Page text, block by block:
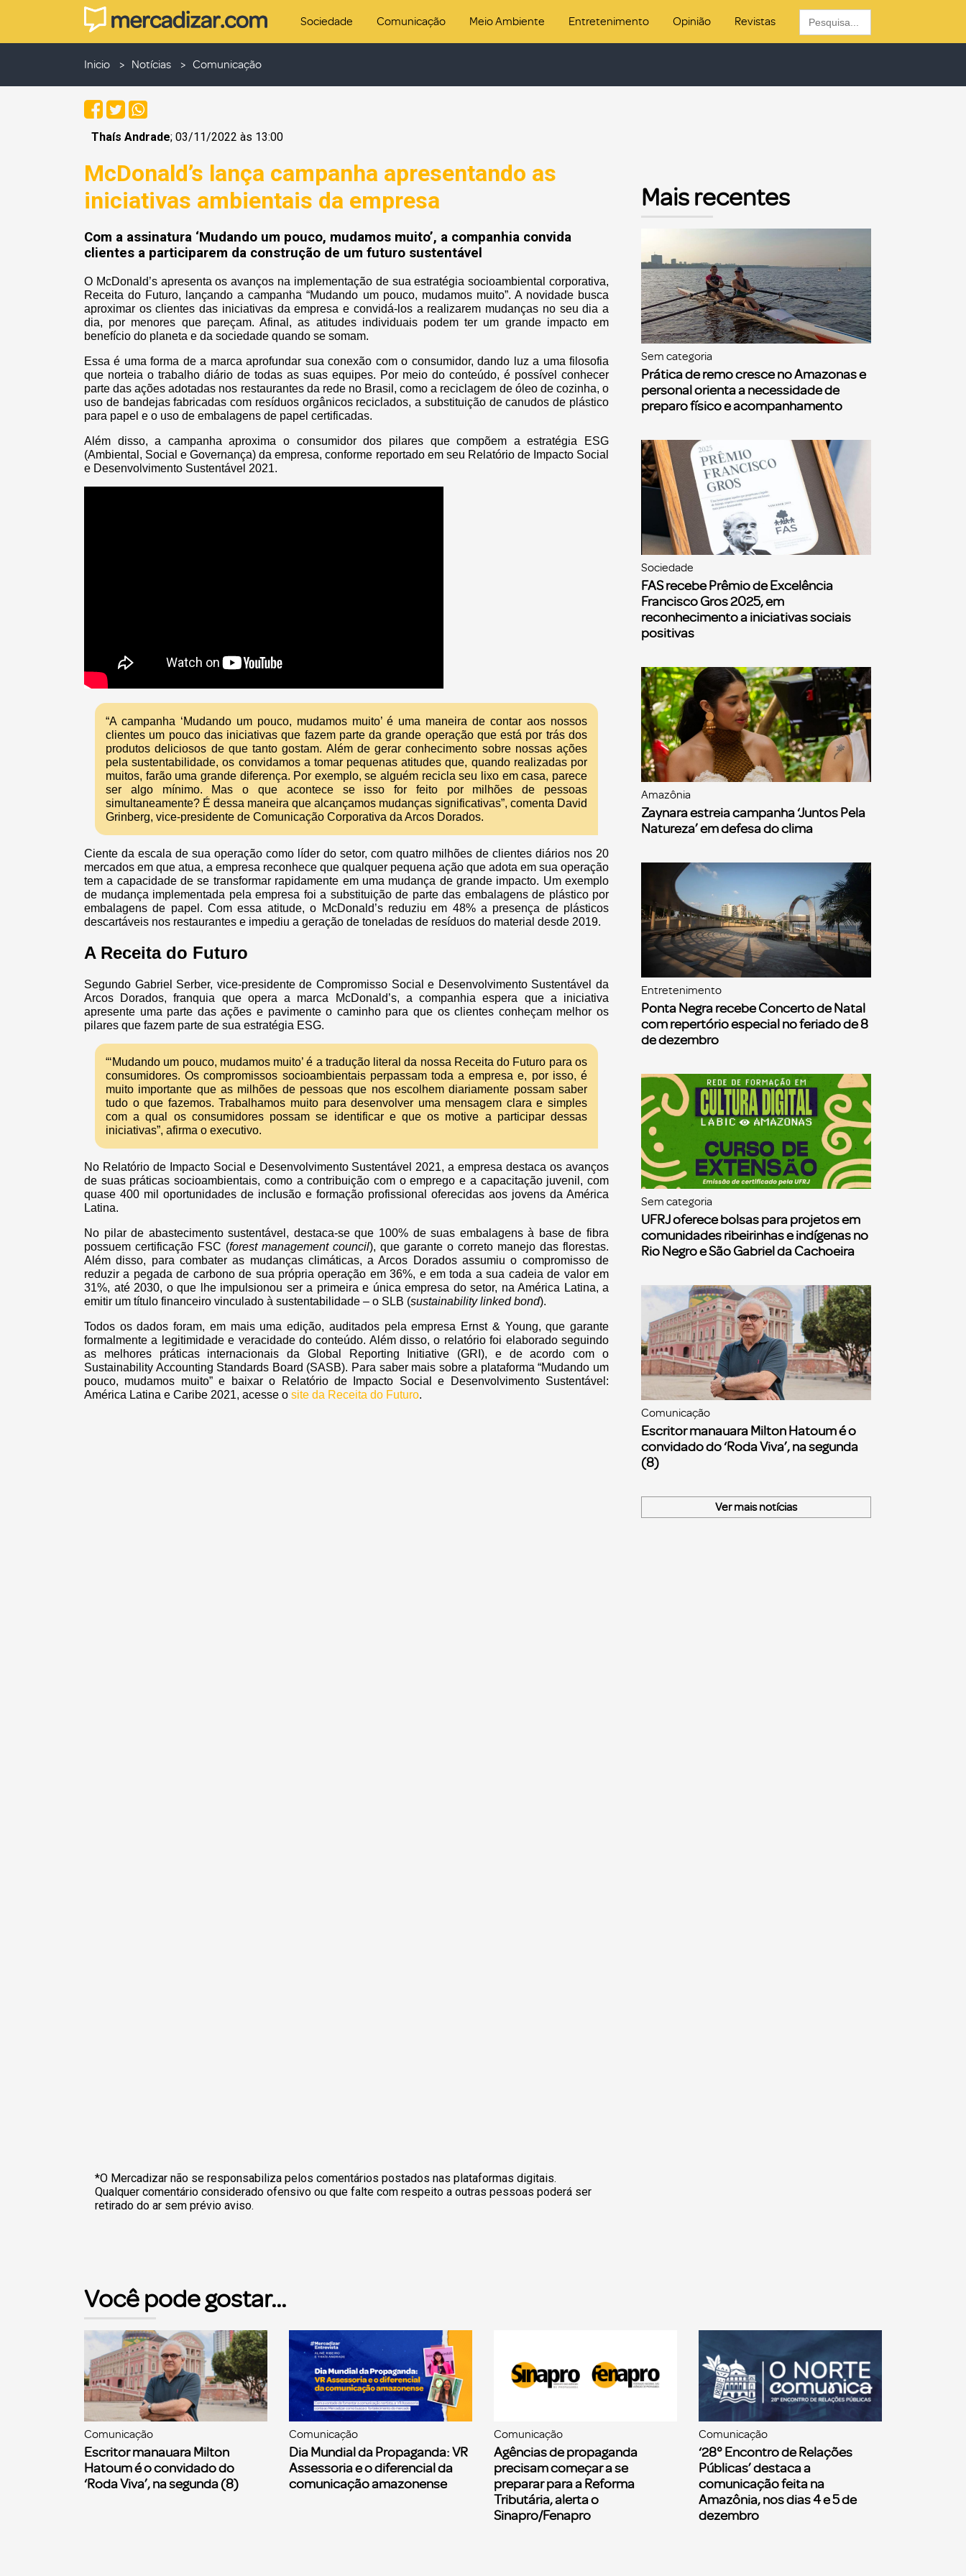
Sociedade Comunicação Meio Ambiente Entretenimento Opinião Revistas
Search
for:
Inicio Notícias Comunicação
Thaís Andrade; 03/11/2022 às 13:00
McDonald’s lança campanha apresentando as
iniciativas ambientais da empresa
Com a assinatura ‘Mudando um pouco, mudamos muito’, a companhia convida
clientes a participarem da construção de um futuro sustentável
O McDonald’s apresenta os avanços na implementação de sua estratégia socioambiental corporativa,
Receita do Futuro, lançando a campanha “Mudando um pouco, mudamos muito”. A novidade busca
aproximar os clientes das iniciativas da empresa e convidá-los a realizarem mudanças no seu dia a
dia, por menores que pareçam. Afinal, as atitudes individuais podem ter um grande impacto em
benefício do planeta e da sociedade quando se somam.
Essa é uma forma de a marca aprofundar sua conexão com o consumidor, dando luz a uma filosofia
que norteia o trabalho diário de todas as suas equipes. Por meio do conteúdo, é possível conhecer
parte das ações adotadas nos restaurantes da rede no Brasil, como a reciclagem de óleo de cozinha, o
uso de bandejas fabricadas com resíduos orgânicos reciclados, a substituição de canudos de plástico
para papel e o uso de embalagens de papel certificadas.
Além disso, a campanha aproxima o consumidor dos pilares que compõem a estratégia ESG
(Ambiental, Social e Governança) da empresa, conforme reportado em seu Relatório de Impacto Social
e Desenvolvimento Sustentável 2021.
“A campanha ‘Mudando um pouco, mudamos muito’ é uma maneira de contar aos nossos
clientes um pouco das iniciativas que fazem parte da grande operação que está por trás dos
produtos deliciosos de que tanto gostam. Além de gerar conhecimento sobre nossas ações
pela sustentabilidade, os convidamos a tomar pequenas atitudes que, quando realizadas por
muitos, farão uma grande diferença. Por exemplo, se alguém recicla seu lixo em casa, parece
ser algo mínimo. Mas o que acontece se isso for feito por milhões de pessoas
simultaneamente? É dessa maneira que alcançamos mudanças significativas”, comenta David
Grinberg, vice-presidente de Comunicação Corporativa da Arcos Dorados.
Ciente da escala de sua operação como líder do setor, com quatro milhões de clientes diários nos 20
mercados em que atua, a empresa reconhece que qualquer pequena ação que adota em sua operação
tem a capacidade de se transformar rapidamente em uma mudança de grande impacto. Um exemplo
de mudança implementada pela empresa foi a substituição de parte das embalagens de plástico por
embalagens de papel. Com essa atitude, o McDonald’s reduziu em 48% a presença de plásticos
descartáveis nos restaurantes e impediu a geração de toneladas de resíduos do material desde 2019.
A Receita do Futuro
Segundo Gabriel Serber, vice-presidente de Compromisso Social e Desenvolvimento Sustentável da
Arcos Dorados, franquia que opera a marca McDonald’s, a companhia espera que a iniciativa
apresente uma parte das ações e pavimente o caminho para que os clientes conheçam melhor os
pilares que fazem parte de sua estratégia ESG.
“‘Mudando um pouco, mudamos muito’ é a tradução literal da nossa Receita do Futuro para os
consumidores. Os compromissos socioambientais perpassam toda a empresa e, por isso, é
muito importante que as milhões de pessoas que nos escolhem diariamente possam saber
tudo o que fazemos. Trabalhamos muito para desenvolver uma mensagem clara e simples
com a qual os consumidores possam se identificar e que os motive a participar dessas
iniciativas”, afirma o executivo.
No Relatório de Impacto Social e Desenvolvimento Sustentável 2021, a empresa destaca os avanços
de suas práticas socioambientais, como a contribuição com o emprego e a capacitação juvenil, com
quase 400 mil oportunidades de inclusão e formação profissional oferecidas aos jovens da América
Latina.
No pilar de abastecimento sustentável, destaca-se que 100% de suas embalagens à base de fibra
possuem certificação FSC (forest management council), que garante o correto manejo das florestas.
Além disso, para combater as mudanças climáticas, a Arcos Dorados assumiu o compromisso de
reduzir a pegada de carbono de sua própria operação em 36%, e em toda a sua cadeia de valor em
31%, até 2030, o que lhe impulsionou ser a primeira e única empresa do setor, na América Latina, a
emitir um título financeiro vinculado à sustentabilidade – o SLB (sustainability linked bond).
Todos os dados foram, em mais uma edição, auditados pela empresa Ernst & Young, que garante
formalmente a legitimidade e veracidade do conteúdo. Além disso, o relatório foi elaborado seguindo
as melhores práticas internacionais da Global Reporting Initiative (GRI), e de acordo com o
Sustainability Accounting Standards Board (SASB). Para saber mais sobre a plataforma “Mudando um
pouco, mudamos muito” e baixar o Relatório de Impacto Social e Desenvolvimento Sustentável:
América Latina e Caribe 2021, acesse o site da Receita do Futuro.
*O Mercadizar não se responsabiliza pelos comentários postados nas plataformas digitais.
Qualquer comentário considerado ofensivo ou que falte com respeito a outras pessoas poderá ser
retirado do ar sem prévio aviso.
Mais recentes
Sem categoria
Prática de remo cresce no Amazonas e
personal orienta a necessidade de
preparo físico e acompanhamento
Sociedade
FAS recebe Prêmio de Excelência
Francisco Gros 2025, em
reconhecimento a iniciativas sociais
positivas
Amazônia
Zaynara estreia campanha ‘Juntos Pela
Natureza’ em defesa do clima
Entretenimento
Ponta Negra recebe Concerto de Natal
com repertório especial no feriado de 8
de dezembro
Sem categoria
UFRJ oferece bolsas para projetos em
comunidades ribeirinhas e indígenas no
Rio Negro e São Gabriel da Cachoeira
Comunicação
Escritor manauara Milton Hatoum é o
convidado do ‘Roda Viva’, na segunda
(8)
Ver mais notícias
Você pode gostar...
Comunicação
Escritor manauara Milton
Hatoum é o convidado do
‘Roda Viva’, na segunda (8)
Comunicação
Dia Mundial da Propaganda: VR
Assessoria e o diferencial da
comunicação amazonense
Comunicação
Agências de propaganda
precisam começar a se
preparar para a Reforma
Tributária, alerta o
Sinapro/Fenapro
Comunicação
‘28° Encontro de Relações
Públicas’ destaca a
comunicação feita na
Amazônia, nos dias 4 e 5 de
dezembro